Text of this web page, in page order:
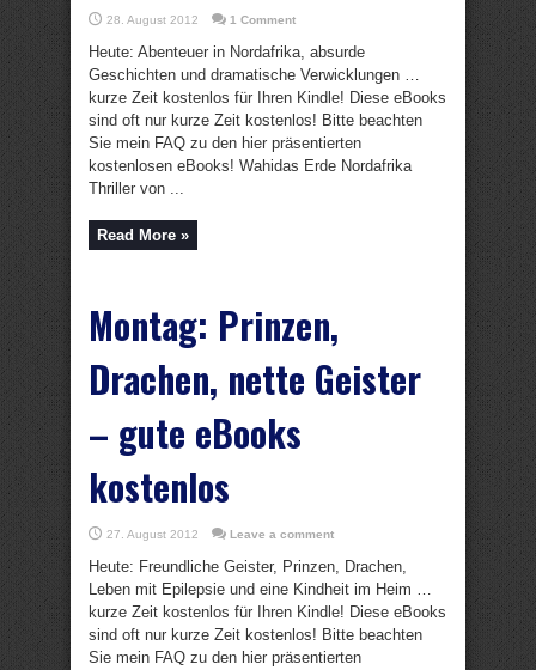
28. August 2012 1 Comment
Heute: Abenteuer in Nordafrika, absurde
Geschichten und dramatische Verwicklungen …
kurze Zeit kostenlos für Ihren Kindle! Diese eBooks
sind oft nur kurze Zeit kostenlos! Bitte beachten
Sie mein FAQ zu den hier präsentierten
kostenlosen eBooks! Wahidas Erde Nordafrika
Thriller von ...
Read More »
Montag: Prinzen,
Drachen, nette Geister
– gute eBooks
kostenlos
27. August 2012 Leave a comment
Heute: Freundliche Geister, Prinzen, Drachen,
Leben mit Epilepsie und eine Kindheit im Heim …
kurze Zeit kostenlos für Ihren Kindle! Diese eBooks
sind oft nur kurze Zeit kostenlos! Bitte beachten
Sie mein FAQ zu den hier präsentierten